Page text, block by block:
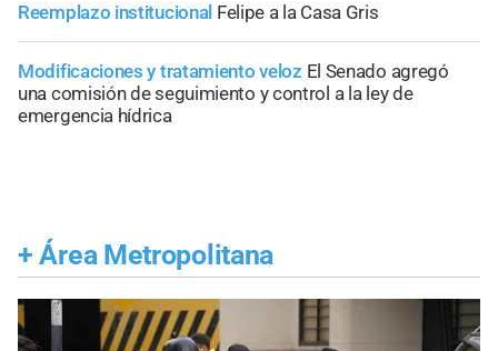
Reemplazo institucional Felipe a la Casa Gris
Modificaciones y tratamiento veloz El Senado agregó
una comisión de seguimiento y control a la ley de
emergencia hídrica
+ Área Metropolitana